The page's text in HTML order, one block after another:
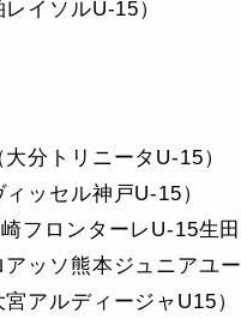
イソルU-15）
分トリニータU-15）
ッセル神戸U-15）
ロンターレU-15生田
ッソ熊本ジュニアユー
アルディージャU15）